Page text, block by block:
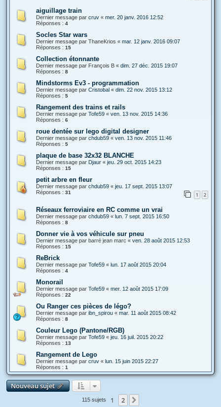
aiguillage train
Dernier message par cruv « mer. 20 janv. 2016 12:52
Réponses : 4
Socles Star wars
Dernier message par ThaneKrios « mar. 12 janv. 2016 09:07
Réponses : 15
Collection étonnante
Dernier message par François B « dim. 27 déc. 2015 19:07
Réponses : 8
Mindstorms Ev3 - programmation
Dernier message par Cristobal « dim. 22 nov. 2015 13:12
Réponses : 5
Rangement des trains et rails
Dernier message par Tofe59 « ven. 13 nov. 2015 14:36
Réponses : 6
roue dentée sur lego digital designer
Dernier message par chdub59 « ven. 13 nov. 2015 11:46
Réponses : 5
plaque de base 32x32 BLANCHE
Dernier message par Djaur « jeu. 29 oct. 2015 14:23
Réponses : 15
petit arbre en fleur
Dernier message par chdub59 « jeu. 17 sept. 2015 13:07
Réponses : 31 1 2
Réseaux ferroviaire en RC comme un vrai
Dernier message par chdub59 « lun. 7 sept. 2015 16:50
Réponses : 8
Donner vie à vos véhicule sur pneu
Dernier message par barré jean marc « ven. 28 août 2015 12:53
Réponses : 15
ReBrick
Dernier message par Tofe59 « lun. 17 août 2015 20:04
Réponses : 4
Monorail
Dernier message par Tofe59 « mer. 12 août 2015 17:09
Réponses : 22
Ou Ranger ces pièces de légo?
Dernier message par ibn_spirou « mar. 11 août 2015 08:42
Réponses : 8
Couleur Lego (Pantone/RGB)
Dernier message par Tofe59 « jeu. 16 juil. 2015 20:22
Réponses : 13
Rangement de Lego
Dernier message par cruv « lun. 15 juin 2015 22:27
Réponses : 1
Nouveau sujet
115 sujets 1 2